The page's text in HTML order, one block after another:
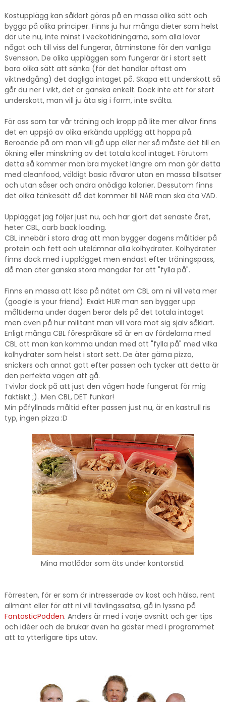
Kostupplägg kan såklart göras på en massa olika sätt och
bygga på olika principer. Finns ju hur många dieter som helst
där ute nu, inte minst i veckotidningarna, som alla lovar
något och till viss del fungerar, åtminstone för den vanliga
Svensson. De olika uppläggen som fungerar är i stort sett
bara olika sätt att sänka (för det handlar oftast om
viktnedgång) det dagliga intaget på. Skapa ett underskott så
går du ner i vikt, det är ganska enkelt. Dock inte ett för stort
underskott, man vill ju äta sig i form, inte svälta.
För oss som tar vår träning och kropp på lite mer allvar finns
det en uppsjö av olika erkända upplägg att hoppa på.
Beroende på om man vill gå upp eller ner så måste det till en
ökning eller minskning av det totala kcal intaget. Förutom
detta så kommer man bra mycket längre om man gör detta
med cleanfood, väldigt basic råvaror utan en massa tillsatser
och utan såser och andra onödiga kalorier. Dessutom finns
det olika tänkesätt då det kommer till NÄR man ska äta VAD.
Upplägget jag följer just nu, och har gjort det senaste året,
heter CBL, carb back loading.
CBL innebär i stora drag att man bygger dagens måltider på
protein och fett och utelämnar alla kolhydrater. Kolhydrater
finns dock med i upplägget men endast efter träningspass,
då man äter ganska stora mängder för att "fylla på".
Finns en massa att läsa på nätet om CBL om ni vill veta mer
(google is your friend). Exakt HUR man sen bygger upp
måltiderna under dagen beror dels på det totala intaget
men även på hur militant man vill vara mot sig själv såklart.
Enligt många CBL förespråkare så är en av fördelarna med
CBL att man kan komma undan med att "fylla på" med vilka
kolhydrater som helst i stort sett. De äter gärna pizza,
snickers och annat gott efter passen och tycker att detta är
den perfekta vägen att gå.
Tvivlar dock på att just den vägen hade fungerat för mig
faktiskt ;). Men CBL, DET funkar!
Min påfyllnads måltid efter passen just nu, är en kastrull ris
typ, ingen pizza :D
Mina matlådor som äts under kontorstid.
Förresten, för er som är intresserade av kost och hälsa, rent
allmänt eller för att ni vill tävlingssatsa, gå in lyssna på
FantasticPodden. Anders är med i varje avsnitt och ger tips
och idéer och de brukar även ha gäster med i programmet
att ta ytterligare tips utav.